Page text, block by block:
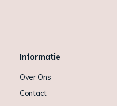
Informatie
Over Ons
Contact